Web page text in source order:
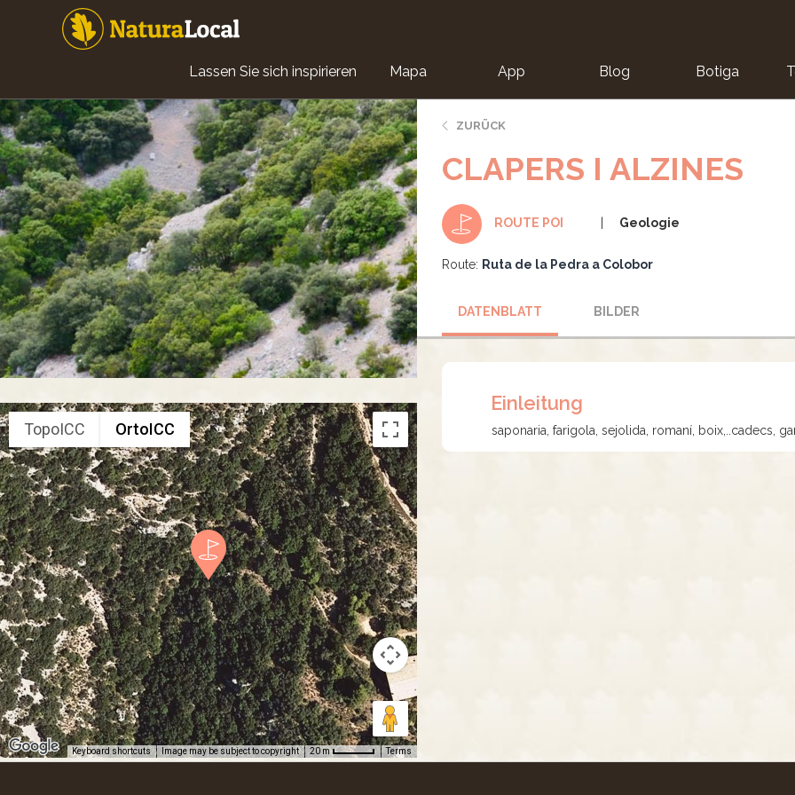
Main
navigation
Lassen Sie sich inspirieren Mapa App Blog Botiga
TopoICC OrtoICC
Keyboard shortcuts Image may be subject to copyright 20 m Terms
ZURÜCK
CLAPERS I ALZINES
ROUTE POI Geologie
Route: Ruta de la Pedra a Colobor
DATENBLATT BILDER
Einleitung
saponaria, farigola, sejolida, romaní, boix,..cadecs,